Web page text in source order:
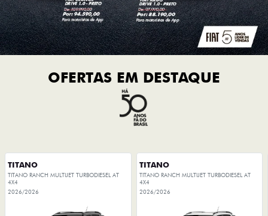
OFERTAS EM DESTAQUE
TITANO
TITANO RANCH MULTIJET TURBODIESEL AT
4X4
2026/2026
TITANO
TITANO RANCH MULTIJET TURBODIESEL AT
4X4
2026/2026